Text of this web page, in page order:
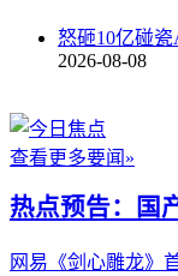
怒砸10亿碰
2026-08-08
查看更多要闻»
热点预告：国
网易《剑心雕龙》